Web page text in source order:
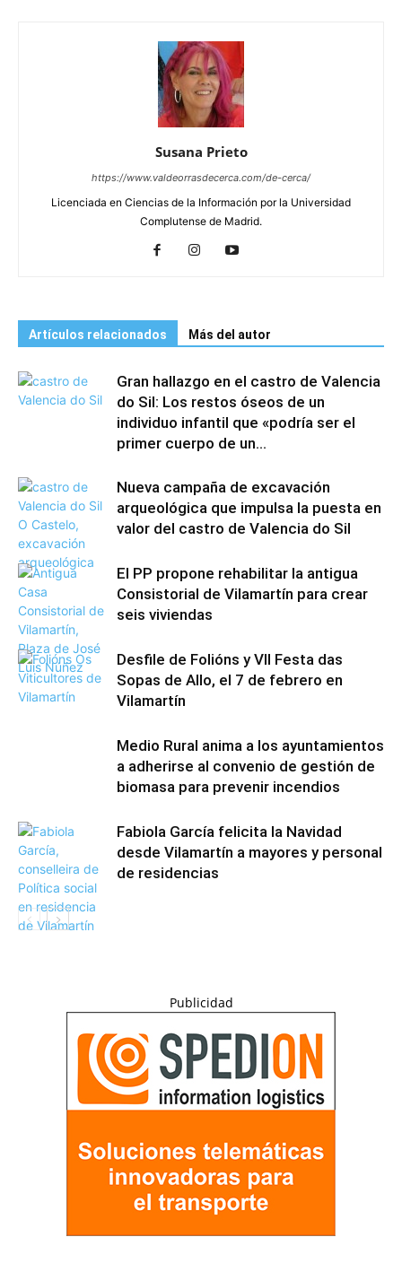
Susana Prieto
https://www.valdeorrasdecerca.com/de-cerca/
Licenciada en Ciencias de la Información por la Universidad
Complutense de Madrid.
Artículos relacionados Más del autor
Gran hallazgo en el castro de Valencia
do Sil: Los restos óseos de un
individuo infantil que «podría ser el
primer cuerpo de un...
Nueva campaña de excavación
arqueológica que impulsa la puesta en
valor del castro de Valencia do Sil
El PP propone rehabilitar la antigua
Consistorial de Vilamartín para crear
seis viviendas
Desfile de Folións y VII Festa das
Sopas de Allo, el 7 de febrero en
Vilamartín
Medio Rural anima a los ayuntamientos
a adherirse al convenio de gestión de
biomasa para prevenir incendios
Fabiola García felicita la Navidad
desde Vilamartín a mayores y personal
de residencias
Publicidad